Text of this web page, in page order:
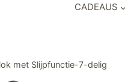
CADEAUS
met Slijpfunctie-7-delig